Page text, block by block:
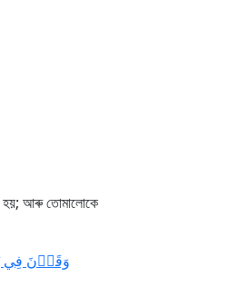
হয়; আৰু তোমালোকে
وَقَرۡنَ فِي